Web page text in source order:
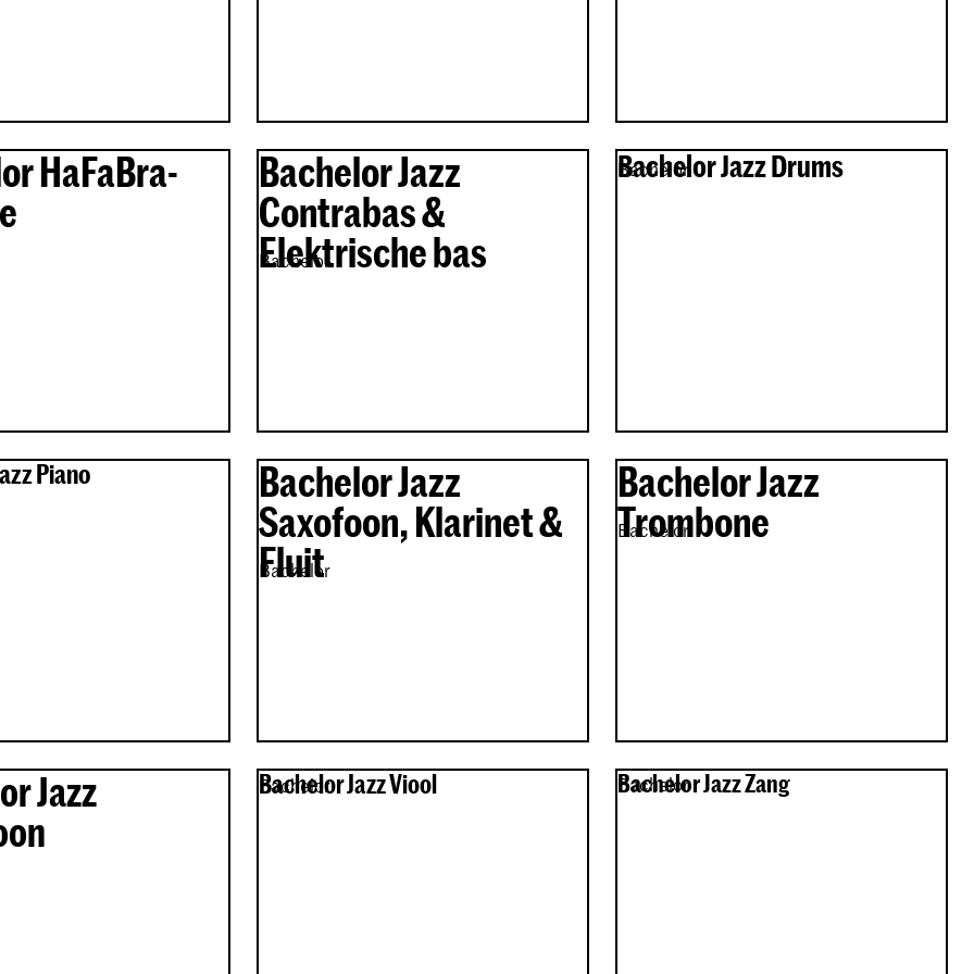
HaFaBra-
Bachelor Jazz
Contrabas &
Elektrische bas
Bachelor
Bachelor Jazz Drums
Bachelor
Piano
Bachelor Jazz
Saxofoon, Klarinet &
Fluit
Bachelor
Bachelor Jazz
Trombone
Bachelor
Jazz
Bachelor Jazz Viool
Bachelor Bachelor Jazz Zang
Bachelor